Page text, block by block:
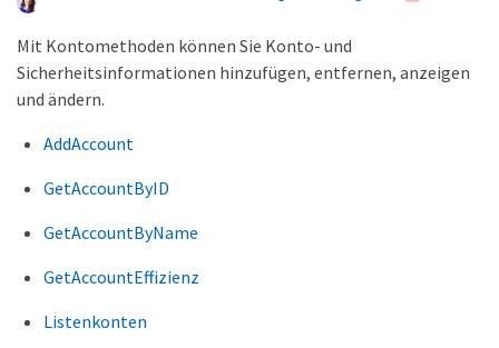
Mit Kontomethoden können Sie Konto- und
Sicherheitsinformationen hinzufügen, entfernen, anzeigen
und ändern.
AddAccount
GetAccountByID
GetAccountByName
GetAccountEffizienz
Listenkonten